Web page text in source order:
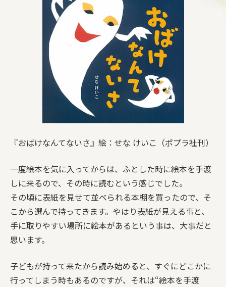
『おばけなんてないさ』絵：せな けいこ（ポプラ社刊）
一度絵本を気に入ってからは、ふとした時に絵本を手渡
しに来るので、その時に読むという感じでした。
その頃に表紙を見せて並べられる本棚を買ったので、そ
こから選んで持ってきます。やはり表紙が見える事と、
手に取りやすい場所に絵本があるという事は、大事だと
思います。
子どもが持って来たから読み始めると、すぐにどこかに
行ってしまう時もあるのですが、それは“絵本を手渡